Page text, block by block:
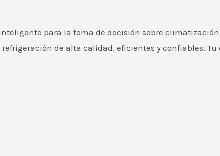
para la toma de decisión sobre
de alta calidad, eficientes y confiables.